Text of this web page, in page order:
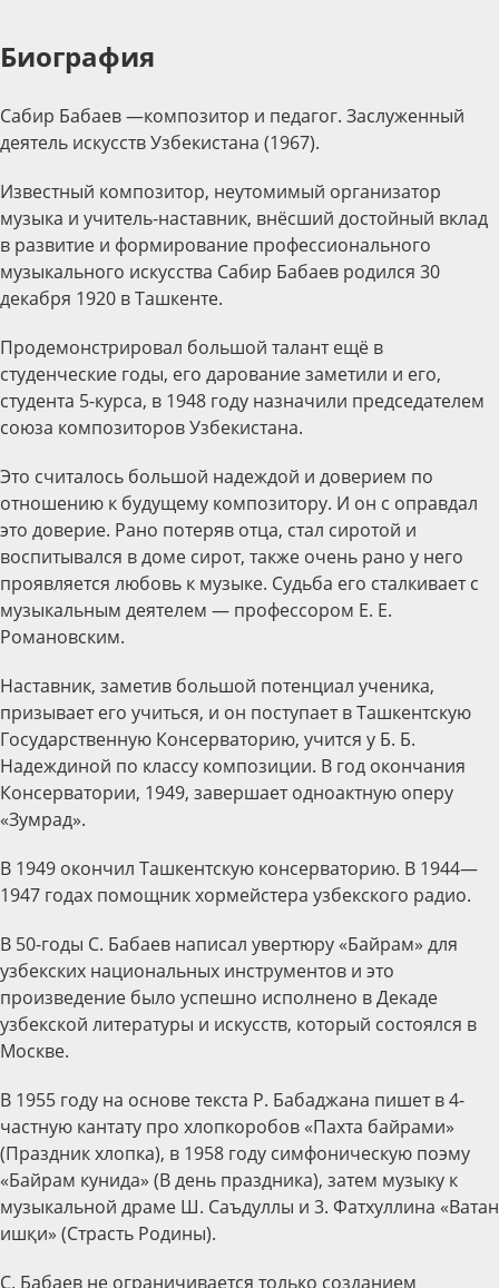
Биография
Сабир Бабаев —композитор и педагог. Заслуженный
деятель искусств Узбекистана (1967).
Известный композитор, неутомимый организатор
музыка и учитель-наставник, внёсший достойный вклад
в развитие и формирование профессионального
музыкального искусства Сабир Бабаев родился 30
декабря 1920 в Ташкенте.
Продемонстрировал большой талант ещё в
студенческие годы, его дарование заметили и его,
студента 5-курса, в 1948 году назначили председателем
союза композиторов Узбекистана.
Это считалось большой надеждой и доверием по
отношению к будущему композитору. И он с оправдал
это доверие. Рано потеряв отца, стал сиротой и
воспитывался в доме сирот, также очень рано у него
проявляется любовь к музыке. Судьба его сталкивает с
музыкальным деятелем — профессором Е. Е.
Романовским.
Наставник, заметив большой потенциал ученика,
призывает его учиться, и он поступает в Ташкентскую
Государственную Консерваторию, учится у Б. Б.
Надеждиной по классу композиции. В год окончания
Консерватории, 1949, завершает одноактную оперу
«Зумрад».
В 1949 окончил Ташкентскую консерваторию. В 1944—
1947 годах помощник хормейстера узбекского радио.
В 50-годы С. Бабаев написал увертюру «Байрам» для
узбекских национальных инструментов и это
произведение было успешно исполнено в Декаде
узбекской литературы и искусств, который состоялся в
Москве.
В 1955 году на основе текста Р. Бабаджана пишет в 4-
частную кантату про хлопкоробов «Пахта байрами»
(Праздник хлопка), в 1958 году симфоническую поэму
«Байрам кунида» (В день праздника), затем музыку к
музыкальной драме Ш. Саъдуллы и 3. Фатхуллина «Ватан
ишқи» (Страсть Родины).
С. Бабаев не ограничивается только созданием